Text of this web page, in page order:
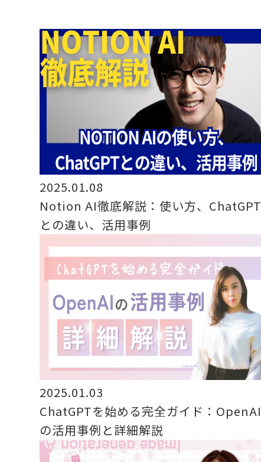
2025.01.08
Notion AI徹底解説：使い方、ChatGPT
との違い、活用事例
2025.01.03
ChatGPTを始める完全ガイド：OpenAI
の活用事例と詳細解説